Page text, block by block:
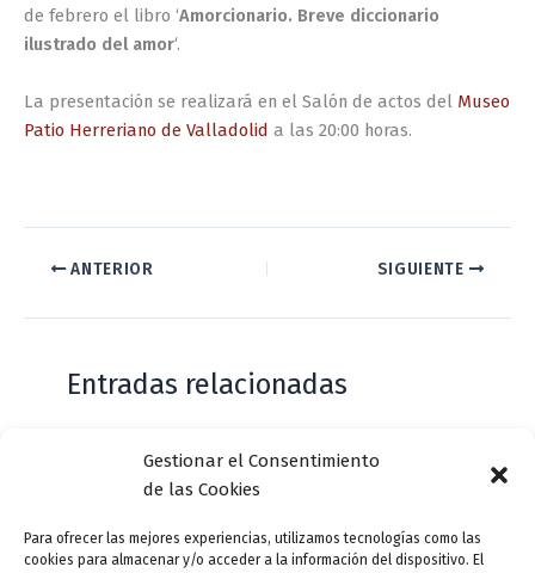
Gestionar el Consentimiento
de las Cookies
Para ofrecer las mejores experiencias, utilizamos tecnologías como las
cookies para almacenar y/o acceder a la información del dispositivo. El
de febrero el libro ‘Amorcionario. Breve diccionario
ilustrado del amor‘.
La presentación se realizará en el Salón de actos del Museo
Patio Herreriano de Valladolid a las 20:00 horas.
ANTERIOR SIGUIENTE
Entradas relacionadas
Casa de Zorrilla conmemorarán el 168
aniversario del estreno de Don Juan
Tenorio